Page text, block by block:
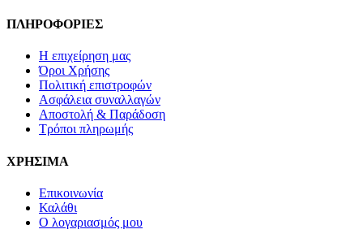
ΠΛΗΡΟΦΟΡΙΕΣ
Η επιχείρηση μας
Όροι Χρήσης
Πολιτική επιστροφών
Ασφάλεια συναλλαγών
Αποστολή & Παράδοση
Τρόποι πληρωμής
ΧΡΗΣΙΜΑ
Επικοινωνία
Καλάθι
Ο λογαριασμός μου